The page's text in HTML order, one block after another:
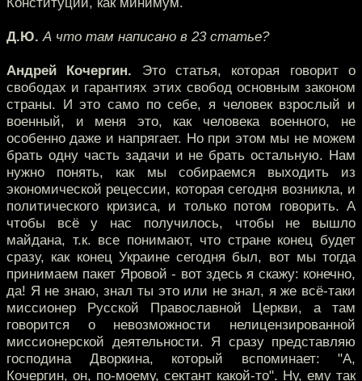
Д.Ю. А что там написано в 23 статье?
Андрей Кочергин. Это статья, которая говорит о
свободах и гарантиях этих свобод основным законом
страны. И это само по себе, я человек взрослый и
военный, и меня это, как человека военного, не
особенно даже и напрягает. Но при этом мы не можем
брать одну часть задачи и не брать остальную. Нам
нужно понять, как мы собираемся выходить из
экономической рецессии, которая сегодня возникла, и
политического кризиса, и только потом говорить. А
чтобы всё у нас получилось, чтобы не вышло
майдана, т.к. все понимают, что стране конец будет
сразу, как конец Украине сегодня был, вот мы тогда
принимаем пакет Яровой - вот здесь я скажу: конечно,
да! Я не знаю, знал ты это или не знал, я же всё-таки
миссионер Русской Православной Церкви, а там
говорится о невозможности нелицензированной
миссионерской деятельности. Я сразу представляю
господина Дворкина, который вспоминает: "А,
Кочергин, он, по-моему, сектант какой-то". Ну, ему так